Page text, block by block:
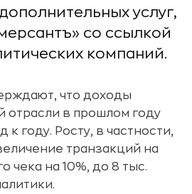
услуг,
со ссылкой
компаний.
что доходы
отрасли в прошлом году
к году. Росту, в частности,
транзакций на
чека на 10%, до 8 тыс.